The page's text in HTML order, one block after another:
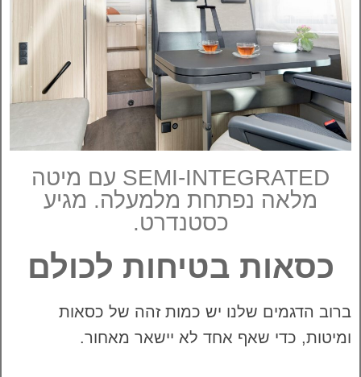
SEMI-INTEGRATED עם מיטה
מלאה נפתחת מלמעלה. מגיע
כסטנדרט.
כסאות בטיחות לכולם
ברוב הדגמים שלנו יש כמות זהה של כסאות
ומיטות, כדי שאף אחד לא יישאר מאחור.